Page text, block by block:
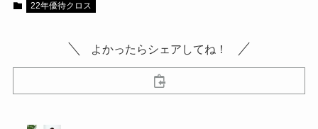
22年優待クロス
よかったらシェアしてね！